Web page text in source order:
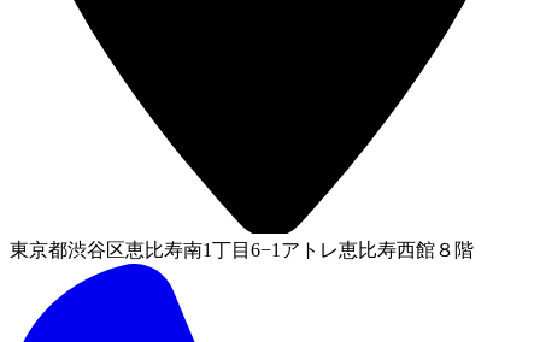
東京都渋谷区恵比寿南1丁目6−1アトレ恵比寿西館８階